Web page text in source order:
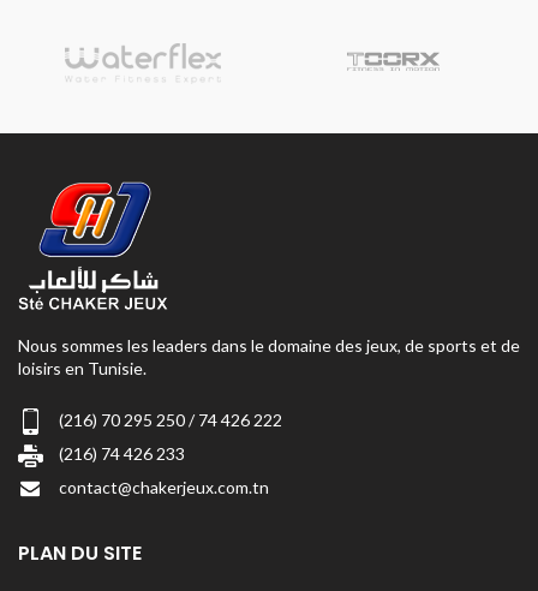
Nous sommes les leaders dans le domaine des jeux, de sports et de
loisirs en Tunisie.
(216) 70 295 250 / 74 426 222
(216) 74 426 233
contact@chakerjeux.com.tn
PLAN DU SITE